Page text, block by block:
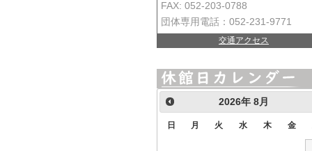
FAX: 052-203-0788
団体専用電話：052-231-9771
交通アクセス
2026年8月
日 月 火 水 木 金